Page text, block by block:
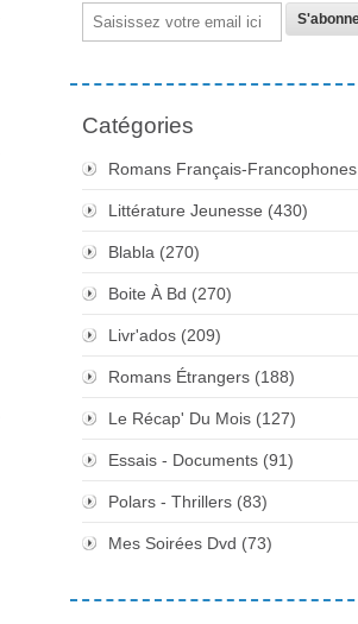
Email
Catégories
Romans Français-Francophones
Littérature Jeunesse (430)
Blabla (270)
Boite À Bd (270)
Livr'ados (209)
Romans Étrangers (188)
Le Récap' Du Mois (127)
Essais - Documents (91)
Polars - Thrillers (83)
Mes Soirées Dvd (73)